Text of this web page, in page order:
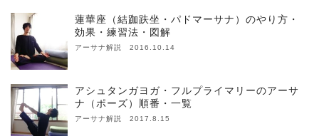
蓮華座（結跏趺坐・パドマーサナ）のやり方・
効果・練習法・図解
アーサナ解説 2016.10.14
アシュタンガヨガ・フルプライマリーのアーサ
ナ（ポーズ）順番・一覧
アーサナ解説 2017.8.15